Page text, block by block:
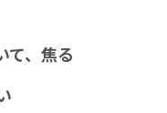
て、焦る